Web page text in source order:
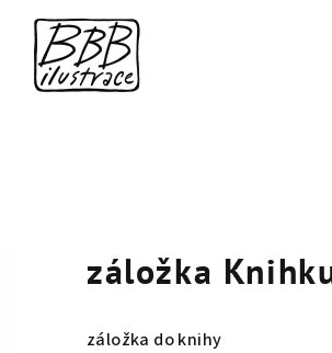
záložka
záložka do knihy